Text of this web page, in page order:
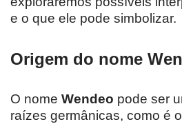
e o que ele pode simbolizar.
Origem do nome
O nome Wendeo pode ser
raízes germânicas, como é